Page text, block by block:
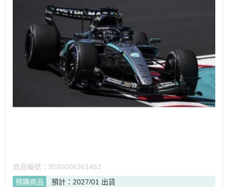
商品編號： 9580006361462
預購商品
預計：2027/01 出貨